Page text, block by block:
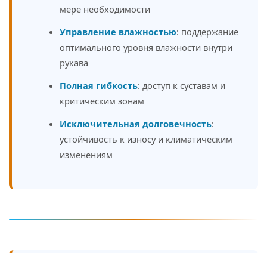
мере необходимости
Управление влажностью: поддержание
оптимального уровня влажности внутри
рукава
Полная гибкость: доступ к суставам и
критическим зонам
Исключительная долговечность:
устойчивость к износу и климатическим
изменениям